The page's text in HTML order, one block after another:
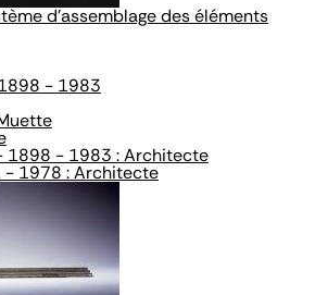
d'assemblage des éléments
- 1983
1898 - 1983 : Architecte
- 1978 : Architecte